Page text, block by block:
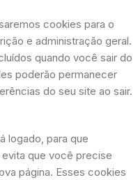
cookies para o
e administração geral.
quando você sair do
poderão permanecer
do seu site ao sair.
logado, para que
que você precise
página. Esses cookies